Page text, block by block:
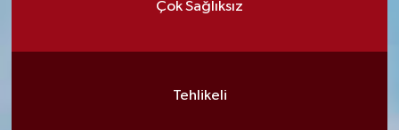
Çok Sağlıksız
Tehlikeli